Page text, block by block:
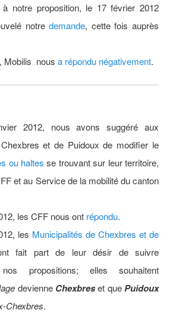
notre proposition, le 17 février 2012
notredemande, cette fois auprès
Mobilis nousa répondu négativement.
2012, nous avons suggéré aux
et de Puidoux de modifier le
ou haltes se trouvant sur leur territoire,
et au Service de la mobilité du canton
les CFF nous ont répondu.
les Municipalités de Chexbres et de
fait part de leur désir de suivre
propositions; elles souhaitent
devienne Chexbreset quePuidoux
Chexbres.